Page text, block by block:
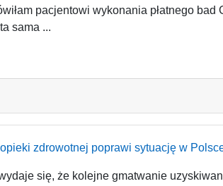
pacjentowi wykonania płatnego bad
sama ...
zdrowotnej poprawi sytuację w
się, że kolejne gmatwanie